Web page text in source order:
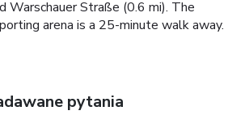
Warschauer Straße (0.6 mi). The
arena is a 25-minute walk away.
pytania